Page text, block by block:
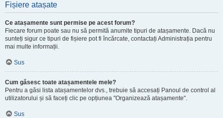
Fișiere atașate
Ce atașamente sunt permise pe acest forum?
Fiecare forum poate sau nu să permită anumite tipuri de atașamente. Dacă nu
sunteți sigur ce tipuri de fișiere pot fi încărcate, contactați Administrația pentru
mai multe informații.
Sus
Cum găsesc toate atașamentele mele?
Pentru a găsi lista atașamentelor dvs., trebuie să accesați Panoul de control al
utilizatorului și să faceți clic pe opțiunea "Organizează atașamente".
Sus